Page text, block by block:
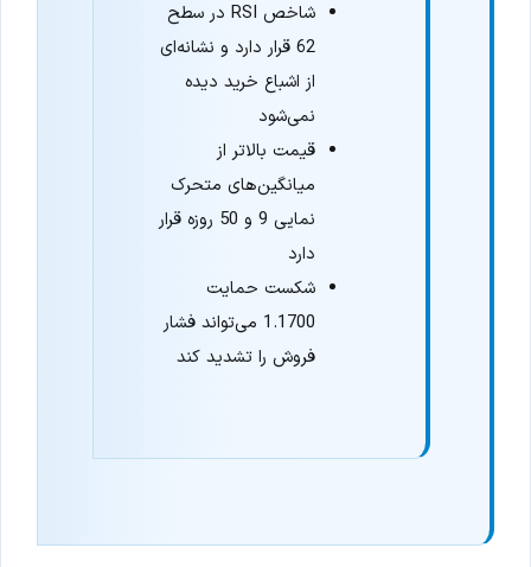
شاخص RSI در سطح
62 قرار دارد و نشانه‌ای
از اشباع خرید دیده
نمی‌شود
قیمت بالاتر از
میانگین‌های متحرک
نمایی 9 و 50 روزه قرار
دارد
شکست حمایت
1.1700 می‌تواند فشار
فروش را تشدید کند